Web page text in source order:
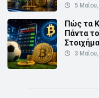
5
Πώς τα
Πάντα
3